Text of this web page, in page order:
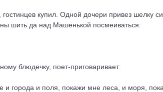
купил. Одной дочери привез шелку
шить да над Машенькой посмеиваться:
блюдечку, поет-приговаривает:
и города и поля, покажи мне леса, и моря,